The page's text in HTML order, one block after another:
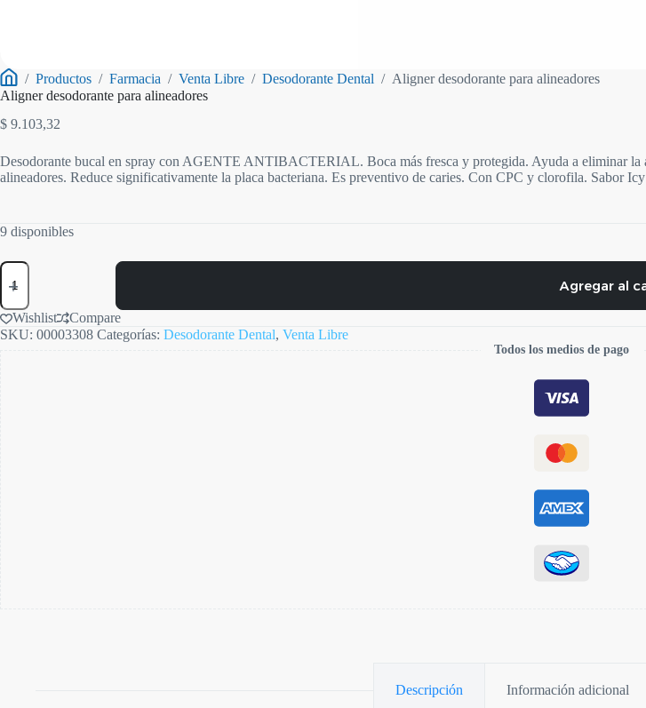
Inicio
/ Productos / Farmacia / Venta Libre / Desodorante Dental / Aligner desodorante para alineadores
Aligner desodorante para alineadores
$ 9.103,32
Desodorante bucal en spray con AGENTE ANTIBACTERIAL. Boca más fresca y protegida. Ayuda a eliminar la
alineadores. Reduce significativamente la placa bacteriana. Es preventivo de caries. Con CPC y clorofila. Sabor
9 disponibles
Aligner
desodorante
alineadores
cantidad
Agregar al
Wishlist
Compare
SKU: 00003308 Categorías: Desodorante Dental, Venta Libre
Todos los medios de pago
Descripción Información adicional